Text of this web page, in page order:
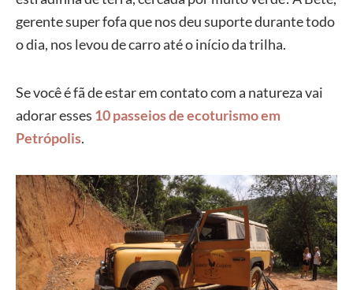
gerente super fofa que nos deu suporte durante todo
o dia, nos levou de carro até o início da trilha.
Se você é fã de estar em contato com a natureza vai
adorar esses 10 passeios de ecoturismo em
Petrópolis.